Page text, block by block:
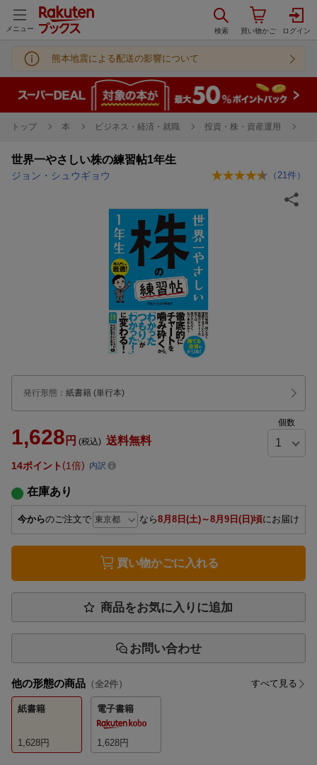
メニュー
熊本地震による配送の影響について
トップ 本 ビジネス・経済・就職 投資・株・資産運用
世界一やさしい株の練習帖1年生
ジョン・シュウギョウ （ 21 件）
発行形態 ： 紙書籍 (単行本)
1,628 円 (税込) 送料無料
個数
14ポイント 1倍 内訳
在庫あり
今からのご注文で なら8月8日(土)～8月9日(日)頃にお届け
買い物かごに入れる
商品をお気に入りに追加
お問い合わせ
他の形態の商品 （全2件） すべて見る
紙書籍
1,628円
電子書籍
1,628円